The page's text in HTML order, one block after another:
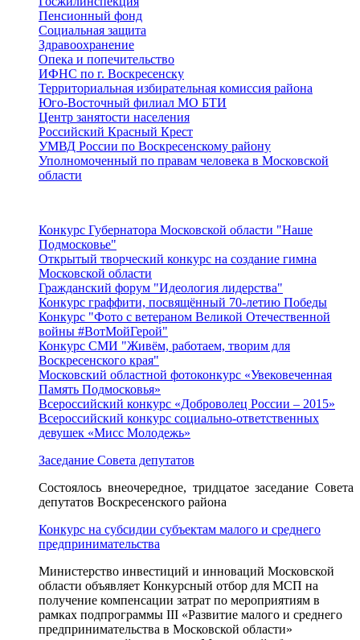
Пенсионный фонд
Социальная защита
Здравоохранение
Опека и попечительство
ИФНС по г. Воскресенску
Территориальная избирательная комиссия района
Юго-Восточный филиал МО БТИ
Центр занятости населения
Российский Красный Крест
УМВД России по Воскресенскому району
Уполномоченный по правам человека в Московской
области
Конкурс Губернатора Московской области "Наше
Подмосковье"
Открытый творческий конкурс на создание гимна
Московской области
Гражданский форум "Идеология лидерства"
Конкурс граффити, посвящённый 70-летию Победы
Конкурс "Фото с ветераном Великой Отечественной
войны #ВотМойГерой"
Конкурс СМИ "Живём, работаем, творим для
Воскресенского края"
Московский областной фотоконкурс «Увековеченная
Память Подмосковья»
Всероссийский конкурс «Доброволец России – 2015»
Всероссийский конкурс социально-ответственных
девушек «Мисс Молодежь»
Заседание Совета депутатов
Состоялось внеочередное, тридцатое заседание Совета
депутатов Воскресенского района
Конкурс на субсидии субъектам малого и среднего
предпринимательства
Министерство инвестиций и инноваций Московской
области объявляет Конкурсный отбор для МСП на
получение компенсации затрат по мероприятиям в
рамках подпрограммы III «Развитие малого и среднего
предпринимательства в Московской области»